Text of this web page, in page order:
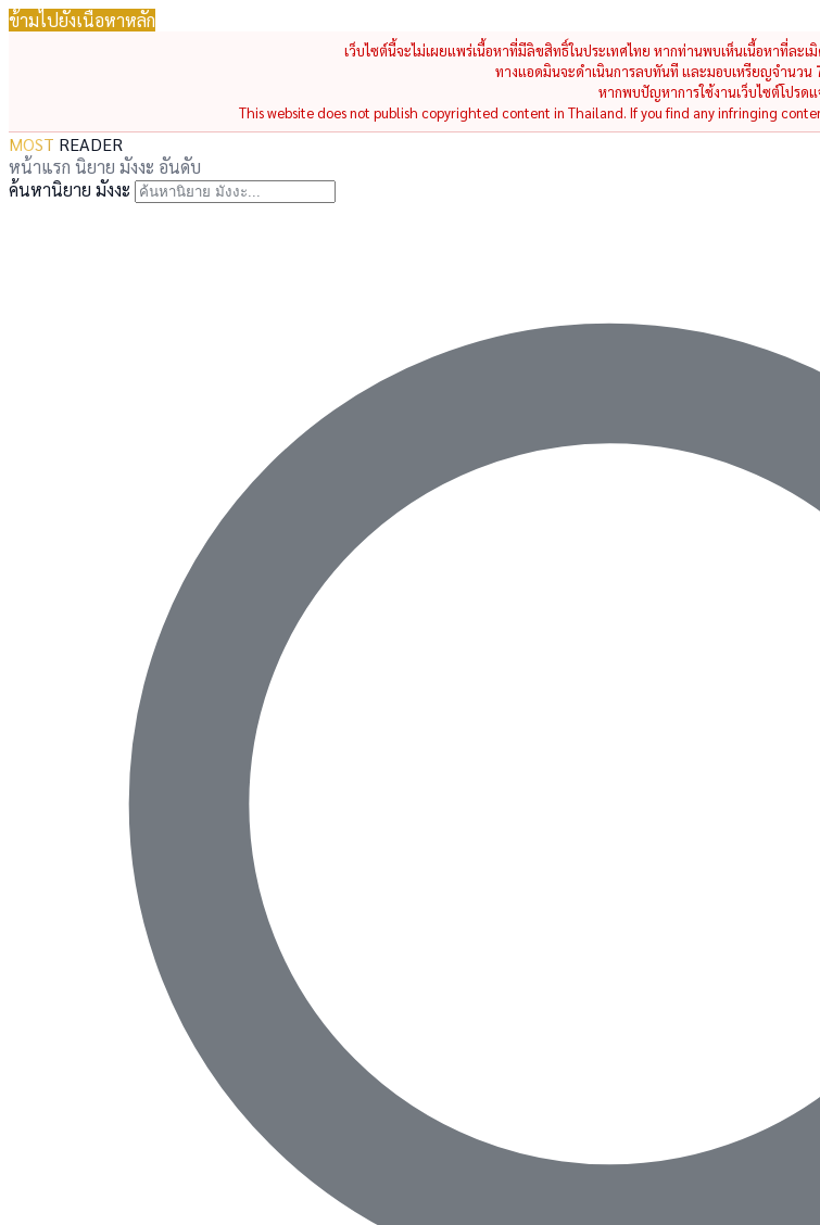
ข้ามไปยังเนื้อหาหลัก
เว็บไซต์นี้จะไม่เผยแพร่เนื้อหาที่มีลิขสิทธิ์ในประเทศไทย หากท่านพบเห็นเนื้อหาที่ละ
ทางแอดมินจะดำเนินการลบทันที และมอบเหรียญจำนวน
หากพบปัญหาการใช้งานเว็บไซต์โปรดแ
This website does not publish copyrighted content in Thailand. If you find any infringing
MOST READER
หน้าแรก นิยาย มังงะ อันดับ
ค้นหานิยาย มังงะ